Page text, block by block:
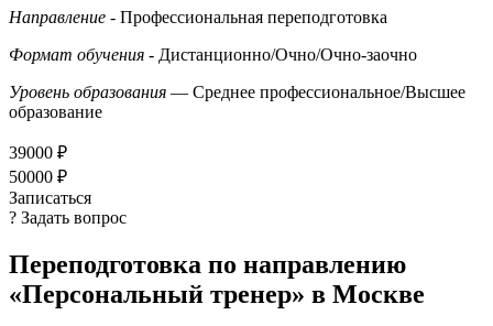
Направление - Профессиональная переподготовка
Формат обучения - Дистанционно/Очно/Очно-заочно
Уровень образования — Среднее профессиональное/Высшее
образование
39000 ₽
50000 ₽
Записаться
? Задать вопрос
Переподготовка по направлению
«Персональный тренер» в Москве